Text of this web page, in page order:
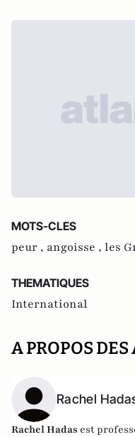
MOTS-CLES
peur , angoisse , les
THEMATIQUES
International
A PROPOS
Rachel
Rachel Hadas est